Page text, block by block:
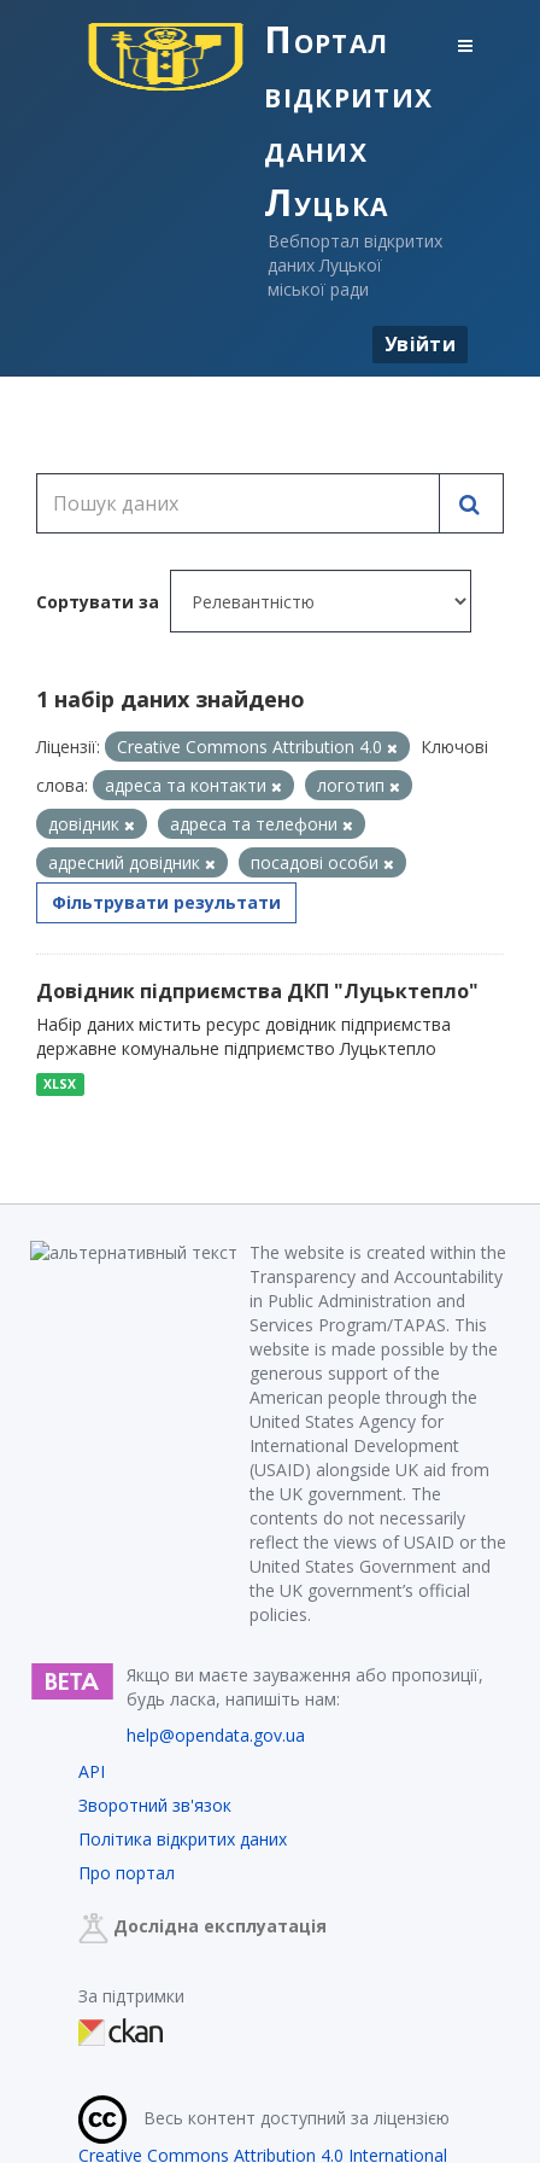
Портал
відкритих
даних
Луцька
Вебпортал відкритих
даних Луцької
міської ради
Увійти
Сортувати за
1 набір даних знайдено
Ліцензії: Creative Commons Attribution 4.0
Ключові
слова:
адреса та контакти
логотип
довідник
адреса та телефони
адресний довідник
посадові особи
Фільтрувати результати
Довідник підприємства ДКП "Луцьктепло"
Набір даних містить ресурс довідник підприємства
державне комунальне підприємство Луцьктепло
XLSX
The website is created within the
Transparency and Accountability
in Public Administration and
Services Program/TAPAS. This
website is made possible by the
generous support of the
American people through the
United States Agency for
International Development
(USAID) alongside UK aid from
the UK government. The
contents do not necessarily
reflect the views of USAID or the
United States Government and
the UK government’s official
policies.
Якщо ви маєте зауваження або пропозиції,
будь ласка, напишіть нам:
help@opendata.gov.ua
API
Зворотний зв'язок
Політика відкритих даних
Про портал
Дослідна експлуатація
За підтримки
Весь контент доступний за ліцензією
Creative Commons Attribution 4.0 International